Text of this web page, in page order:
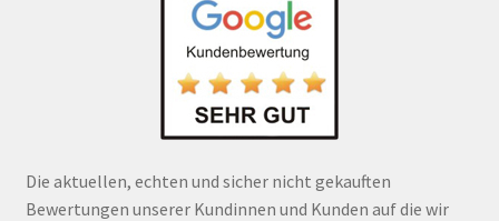
Die aktuellen, echten und sicher nicht gekauften
Bewertungen unserer Kundinnen und Kunden auf die wir